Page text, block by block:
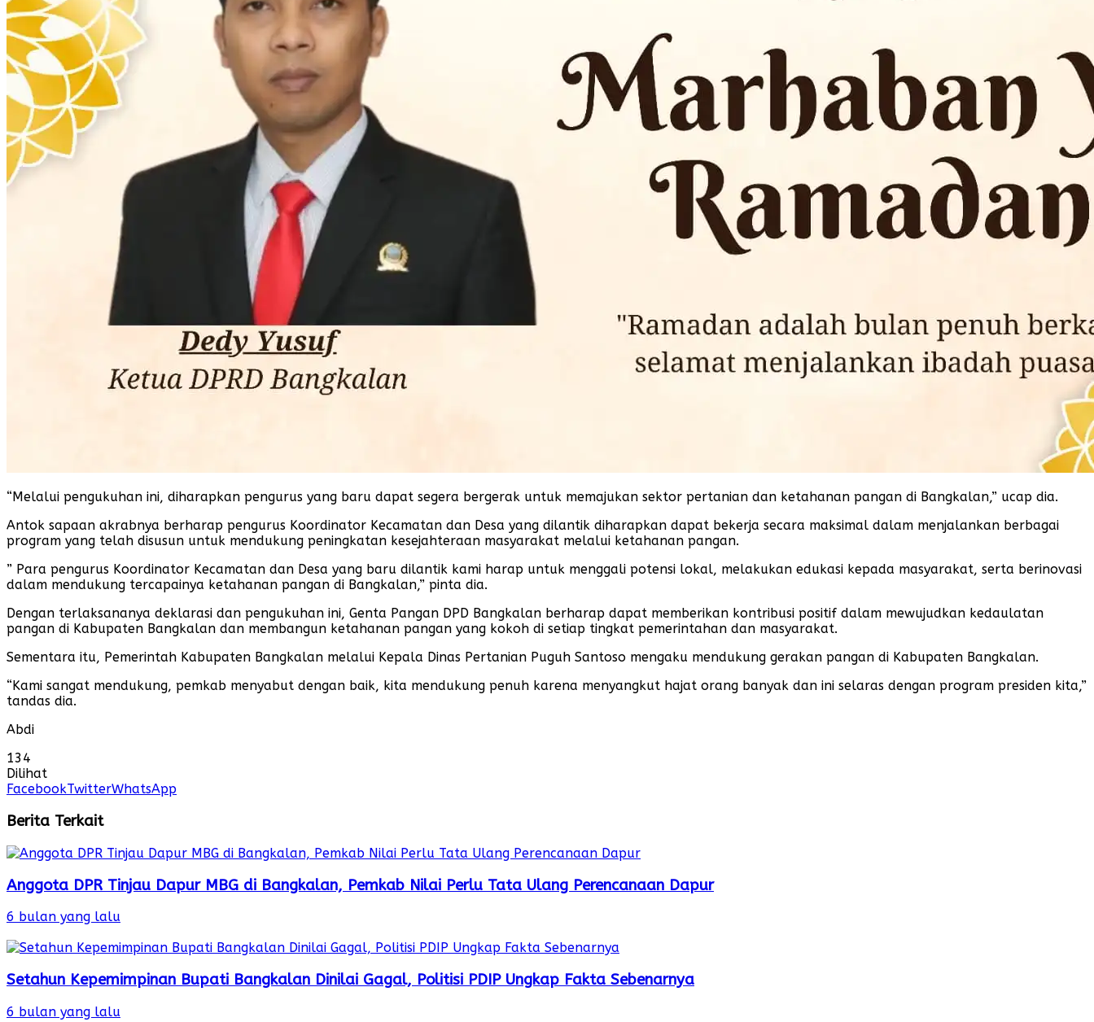
“Melalui pengukuhan ini, diharapkan pengurus yang baru dapat segera bergerak untuk memajukan sektor pertanian dan ketahanan pangan di Bangkalan,” ucap dia.
Antok sapaan akrabnya berharap pengurus Koordinator Kecamatan dan Desa yang dilantik diharapkan dapat bekerja secara maksimal dalam menjalankan berbagai
program yang telah disusun untuk mendukung peningkatan kesejahteraan masyarakat melalui ketahanan pangan.
” Para pengurus Koordinator Kecamatan dan Desa yang baru dilantik kami harap untuk menggali potensi lokal, melakukan edukasi kepada masyarakat, serta berinovasi
dalam mendukung tercapainya ketahanan pangan di Bangkalan,” pinta dia.
Dengan terlaksananya deklarasi dan pengukuhan ini, Genta Pangan DPD Bangkalan berharap dapat memberikan kontribusi positif dalam mewujudkan kedaulatan
pangan di Kabupaten Bangkalan dan membangun ketahanan pangan yang kokoh di setiap tingkat pemerintahan dan masyarakat.
Sementara itu, Pemerintah Kabupaten Bangkalan melalui Kepala Dinas Pertanian Puguh Santoso mengaku mendukung gerakan pangan di Kabupaten Bangkalan.
“Kami sangat mendukung, pemkab menyabut dengan baik, kita mendukung penuh karena menyangkut hajat orang banyak dan ini selaras dengan program presiden kita,”
tandas dia.
Abdi
134
Dilihat
FacebookTwitterWhatsApp
Berita Terkait
Anggota DPR Tinjau Dapur MBG di Bangkalan, Pemkab Nilai Perlu Tata Ulang Perencanaan Dapur
6 bulan yang lalu
Setahun Kepemimpinan Bupati Bangkalan Dinilai Gagal, Politisi PDIP Ungkap Fakta Sebenarnya
6 bulan yang lalu